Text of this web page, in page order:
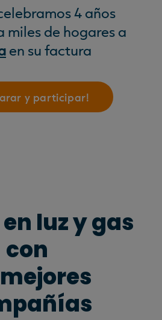
4 años
miles de hogares a
en su factura
y participar!
luz y gas
con